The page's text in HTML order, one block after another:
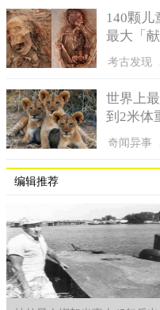
根据科学家的研究，黑冠松
来自德国纽伦堡动物园
建议，保育员目前将它们分
舍活动。
140颗儿
最大「献
考古发现
世界上
到2米体
奇闻异事
编辑推荐